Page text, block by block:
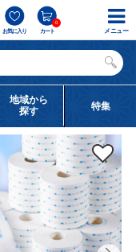
お気に入り カート
0
地域から
探す
特集
メニュー